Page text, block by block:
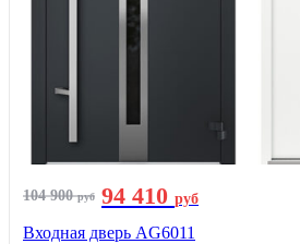
104 900руб 94 410 руб
Входная дверь AG6011